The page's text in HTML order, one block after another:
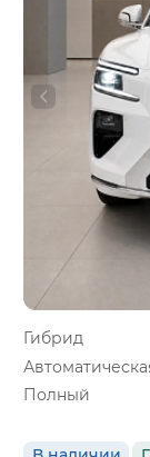
Гибрид
Полный